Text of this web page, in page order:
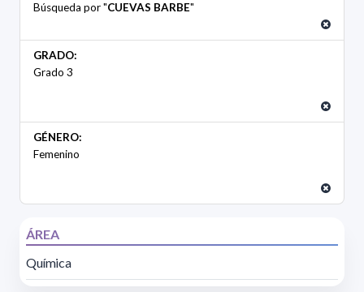
Búsqueda por "CUEVAS BARBE"
GRADO:
Grado 3
GÉNERO:
Femenino
ÁREA
Química